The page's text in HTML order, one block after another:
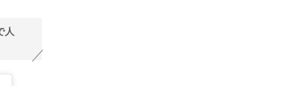
人